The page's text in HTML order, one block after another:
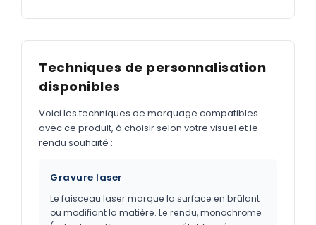
Techniques de personnalisation
disponibles
Voici les techniques de marquage compatibles
avec ce produit, à choisir selon votre visuel et le
rendu souhaité :
Gravure laser
Le faisceau laser marque la surface en brûlant
ou modifiant la matière. Le rendu, monochrome